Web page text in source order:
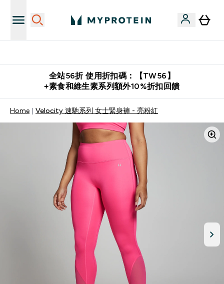
全站56折 使用折扣碼：【TW56】
+素食和維生素系列額外10%折扣回饋
Home Velocity 速馳系列 女士緊身褲 - 亮粉紅